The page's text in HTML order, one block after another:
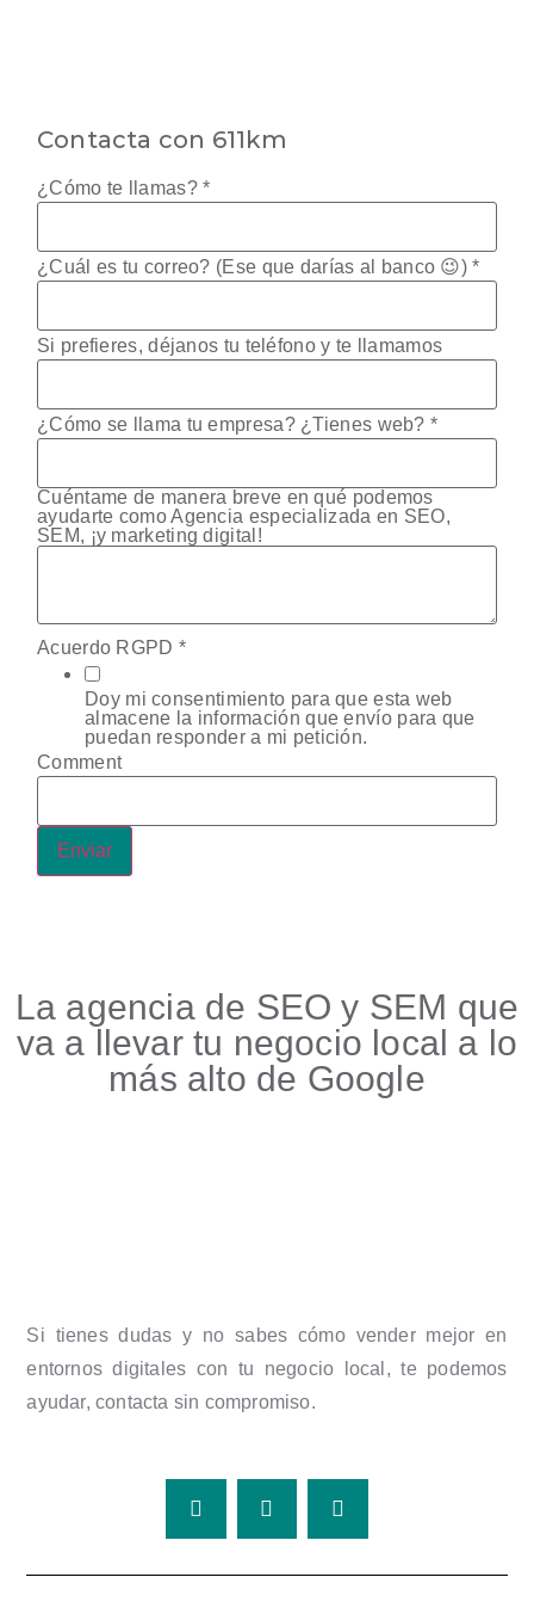
Contacta con 611km
¿Cómo te llamas?*
¿Cuál es tu correo? (Ese que darías al banco 😉)*
Si prefieres, déjanos tu teléfono y te llamamos
¿Cómo se llama tu empresa? ¿Tienes web? *
Cuéntame de manera breve en qué podemos
ayudarte como Agencia especializada en SEO,
SEM, ¡y marketing digital!
Acuerdo RGPD *
Doy mi consentimiento para que esta web
almacene la información que envío para que
puedan responder a mi petición.
Comment
Enviar
La agencia de SEO y SEM que
va a llevar tu negocio local a lo
más alto de Google
Si tienes dudas y no sabes cómo vender mejor en
entornos digitales con tu negocio local, te podemos
ayudar, contacta sin compromiso.